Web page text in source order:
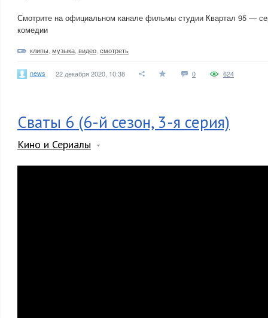
Смотрите на официальном канале фильмы студии Квартал 95 —
комедии
клипы музыка видео смотреть
news 22 декабря 2020, 10:38 0 624
Сваты 6 (6-й сезон, 3-я серия)
Кино и Сериалы